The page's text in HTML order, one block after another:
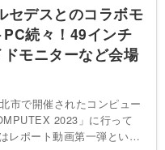
セデスとのコラボモ
続々！49インチ
モニターなど会場
市で開催されたコンピュー
2023」に行って
レポート動画第一弾という